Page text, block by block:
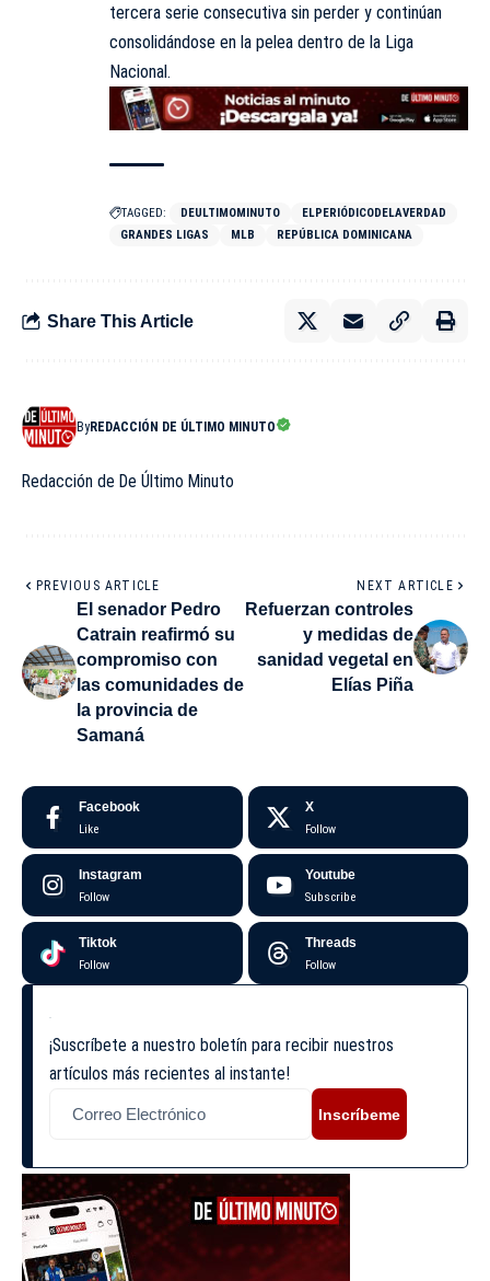
tercera serie consecutiva sin perder y continúan
consolidándose en la pelea dentro de la Liga
Nacional.
TAGGED: DEULTIMOMINUTO
ELPERIÓDICODELAVERDAD
GRANDES LIGAS
MLB REPÚBLICA DOMINICANA
Share This Article
ByREDACCIÓN DE ÚLTIMO MINUTO
Redacción de De Último Minuto
PREVIOUS ARTICLE
El senador Pedro
Catrain reafirmó su
compromiso con
las comunidades de
la provincia de
Samaná
NEXT ARTICLE
Refuerzan controles
y medidas de
sanidad vegetal en
Elías Piña
Facebook
Like
X
Follow
Instagram
Follow
Youtube
Subscribe
Tiktok
Follow
Threads
Follow
¡Suscríbete a nuestro boletín para recibir nuestros
artículos más recientes al instante!
Inscríbeme